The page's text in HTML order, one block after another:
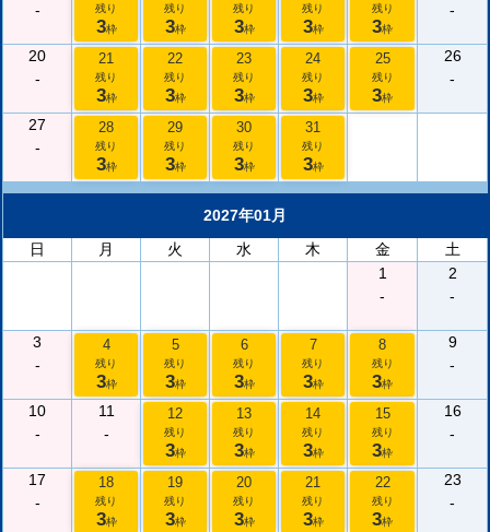
-
残り
3枠
残り
3枠
残り
3枠
残り
3枠
残り
3枠
-
20
-
21
残り
3枠
22
残り
3枠
23
残り
3枠
24
残り
3枠
25
残り
3枠
26
-
27
-
28
残り
3枠
29
残り
3枠
30
残り
3枠
31
残り
3枠
2027年01月
日
月 火 水 木 金
土
1
-
2
-
3
-
4
残り
3枠
5
残り
3枠
6
残り
3枠
7
残り
3枠
8
残り
3枠
9
-
10
-
11
-
12
残り
3枠
13
残り
3枠
14
残り
3枠
15
残り
3枠
16
-
17
-
18
残り
3枠
19
残り
3枠
20
残り
3枠
21
残り
3枠
22
残り
3枠
23
-